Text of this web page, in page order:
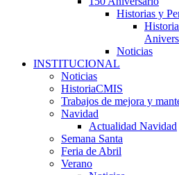
Historias y
Noticias
INSTITUCIONAL
Noticias
HistoriaCMIS
Trabajos de mejora y
Navidad
Actualidad Navidad
Semana Santa
Feria de Abril
Verano